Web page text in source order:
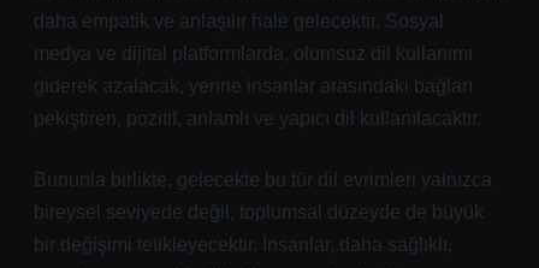
daha empatik ve anlaşılır hale gelecektir. Sosyal
medya ve dijital platformlarda, olumsuz dil kullanımı
giderek azalacak, yerine insanlar arasındaki bağları
pekiştiren, pozitif, anlamlı ve yapıcı dil kullanılacaktır.
Bununla birlikte, gelecekte bu tür dil evrimleri yalnızca
bireysel seviyede değil, toplumsal düzeyde de büyük
bir değişimi tetikleyecektir. İnsanlar, daha sağlıklı,